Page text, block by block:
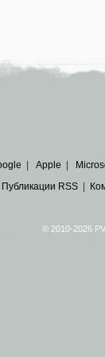
Apple
Публикации RSS|
© 2010-2026